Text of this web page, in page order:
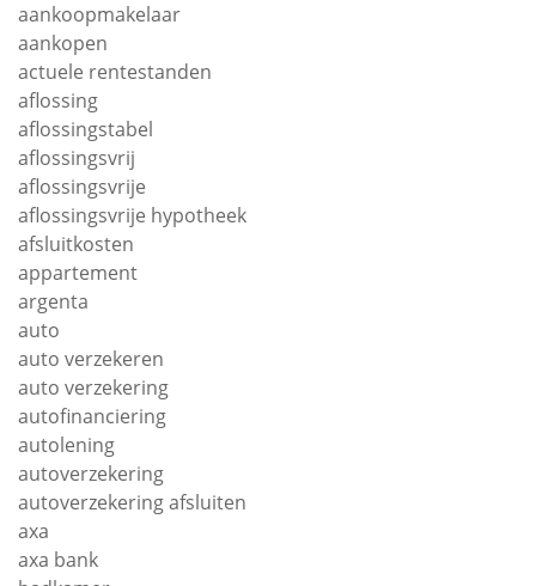
aankoopmakelaar
aankopen
actuele rentestanden
aflossing
aflossingstabel
aflossingsvrij
aflossingsvrije
aflossingsvrije hypotheek
afsluitkosten
appartement
argenta
auto
auto verzekeren
auto verzekering
autofinanciering
autolening
autoverzekering
autoverzekering afsluiten
axa
axa bank